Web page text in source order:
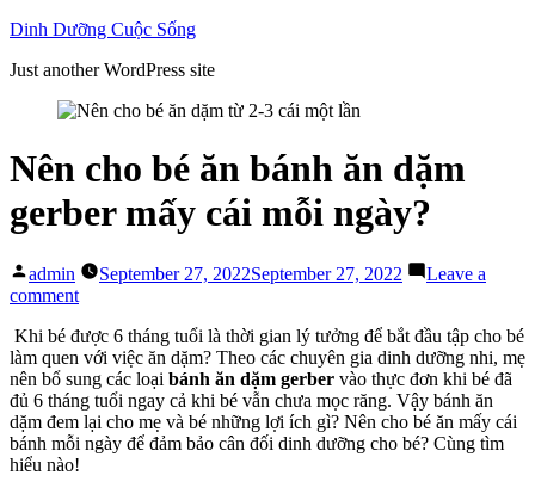
Skip
content
Dinh Dưỡng Cuộc Sống
Just another WordPress site
Nên cho bé ăn bánh ăn dặm
gerber mấy cái mỗi ngày?
Posted
by
admin September 27, 2022September 27, 2022
Leave a
commenton
cho
bé
ăn
bánh
ăn
dặm
gerber
Khi bé được 6 tháng tuổi là thời gian lý tưởng để bắt đầu tập cho bé
làm quen với việc ăn dặm? Theo các chuyên gia dinh dưỡng nhi, mẹ
nên bổ sung các loại bánh ăn dặm gerber vào thực đơn khi bé đã
đủ 6 tháng tuổi ngay cả khi bé vẫn chưa mọc răng. Vậy bánh ăn
dặm đem lại cho mẹ và bé những lợi ích gì? Nên cho bé ăn mấy cái
bánh mỗi ngày để đảm bảo cân đối dinh dưỡng cho bé? Cùng tìm
hiểu nào!